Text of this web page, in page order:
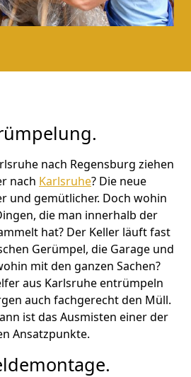
nach Regensburg ziehen
nach Karlsruhe? Die neue
und gemütlicher. Doch wohin
die man innerhalb der
hat? Der Keller läuft fast
Gerümpel, die Garage und
mit den ganzen Sachen?
aus Karlsruhe entrümpeln
auch fachgerecht den Müll.
ist das Ausmisten einer der
Ansatzpunkte.